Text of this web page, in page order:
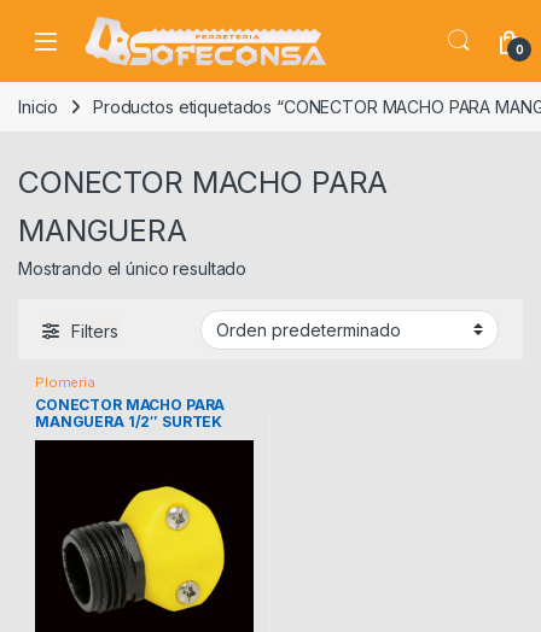
Skip to navigation
Skip to content
0
Inicio Productos etiquetados “CONECTOR MACHO PARA
CONECTOR MACHO PARA
MANGUERA
Mostrando el único resultado
Filters
Plomeria
CONECTOR MACHO PARA
MANGUERA 1/2″ SURTEK
130376